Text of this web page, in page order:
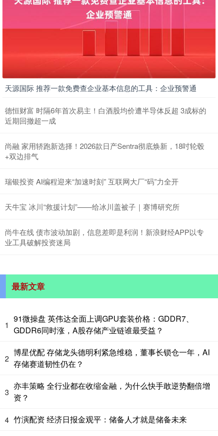
天源国际 推荐一款免费查企业基本信息的工具：企业预警通
德恒财富 时隔6年首次易主！白酒股均价遭半导体反超 3成标的
近期回撤超一成
尚融 家用轿跑新选择！2026款日产Sentra彻底焕新，18吋轮毂
+双边排气
瑞银投资 AI编程迎来“加速时刻” 互联网大厂“码”力全开
天牛宝 冰川“救援计划”——给冰川盖被子｜赛博研究所
尚牛在线 债市波动加剧，信息差即是利润！新浪财经APP以专
业工具破解投资迷局
最新文章
1
91微操盘 英伟达全面上调GPU套装价格：GDDR7、
GDDR6同时涨，A股存储产业链谁最受益？
2
博星优配 存储龙头德明利紧急维稳，董事长锁仓一年，AI
存储赛道韧性仍在？
3
亦丰策略 全行业都在收缩金融，为什么快手敢逆势翻倍增
资？
4 竹演配资 经济日报金观平：储备人才就是储备未来